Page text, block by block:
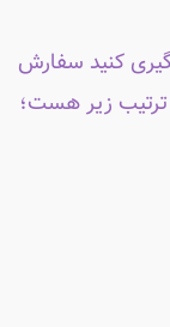
کنید سفارش
زیر هست؛